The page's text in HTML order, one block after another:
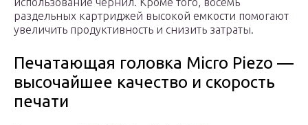
раздельных картриджей высокой емкости помогают
увеличить продуктивность и снизить затраты.
Печатающая головка Micro Piezo —
высочайшее качество и скорость
печати